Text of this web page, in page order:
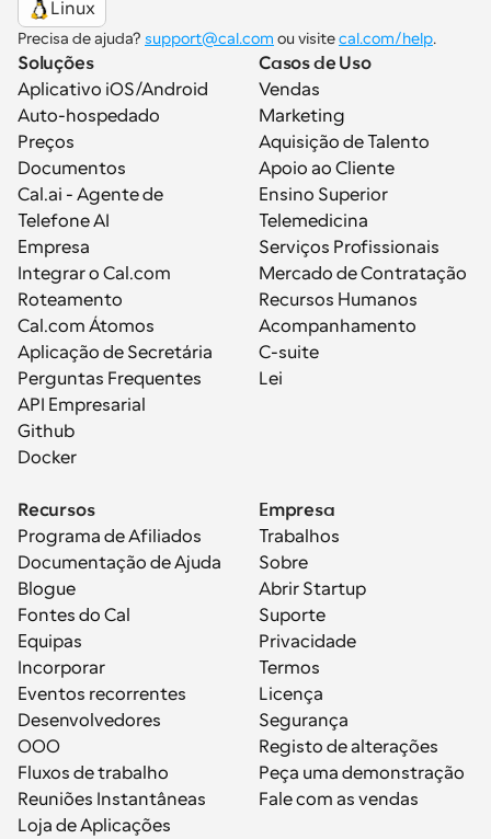
Linux
Precisa de ajuda? support@cal.com ou visite cal.com/help.
Soluções
Aplicativo iOS/Android
Auto-hospedado
Preços
Documentos
Cal.ai - Agente de
Telefone AI
Empresa
Integrar o Cal.com
Roteamento
Cal.com Átomos
Aplicação de Secretária
Perguntas Frequentes
API Empresarial
Github
Docker
Casos de Uso
Vendas
Marketing
Aquisição de Talento
Apoio ao Cliente
Ensino Superior
Telemedicina
Serviços Profissionais
Mercado de Contratação
Recursos Humanos
Acompanhamento
C-suite
Lei
Recursos
Programa de Afiliados
Documentação de Ajuda
Blogue
Fontes do Cal
Equipas
Incorporar
Eventos recorrentes
Desenvolvedores
OOO
Fluxos de trabalho
Reuniões Instantâneas
Loja de Aplicações
Empresa
Trabalhos
Sobre
Abrir Startup
Suporte
Privacidade
Termos
Licença
Segurança
Registo de alterações
Peça uma demonstração
Fale com as vendas